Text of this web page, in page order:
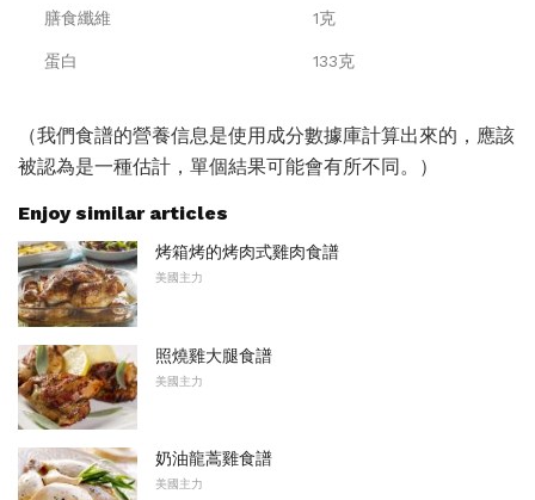
膳食纖維 1克
蛋白 133克
（我們食譜的營養信息是使用成分數據庫計算出來的，應該
被認為是一種估計，單個結果可能會有所不同。）
Enjoy similar articles
烤箱烤的烤肉式雞肉食譜
美國主力
照燒雞大腿食譜
美國主力
奶油龍蒿雞食譜
美國主力